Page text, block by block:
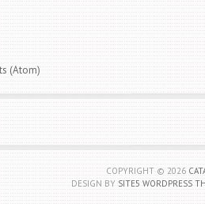
(Atom)
COPYRIGHT © 2026
DESIGN BY SITE5 WORDPRESS